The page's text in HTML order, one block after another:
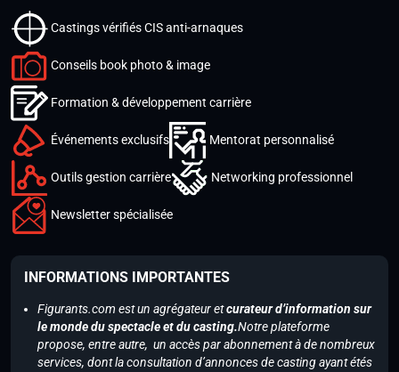
Castings vérifiés CIS anti-arnaques
Conseils book photo & image
Formation & développement carrière
Événements exclusifs Mentorat personnalisé
Outils gestion carrière Networking professionnel
Newsletter spécialisée
INFORMATIONS IMPORTANTES
Figurants.com est un agrégateur etcurateur d’information sur
le monde du spectacle et du casting.Notre plateforme
propose, entre autre, un accès par abonnement à de nombreux
services, dont la consultation d’annonces de casting ayant étés